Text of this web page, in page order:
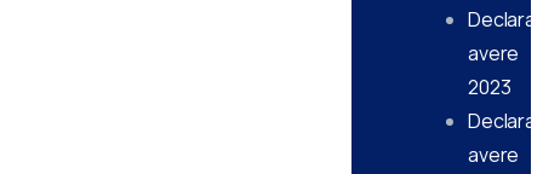
avere
2023
avere